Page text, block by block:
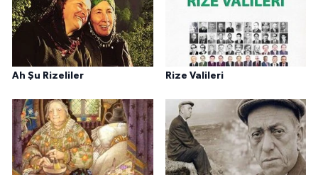
Ah Şu Rizeliler Rize Valileri